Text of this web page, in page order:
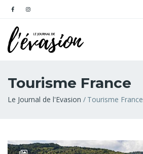
Tourisme France
Fil
Le Journal de l'Evasion Tourisme France